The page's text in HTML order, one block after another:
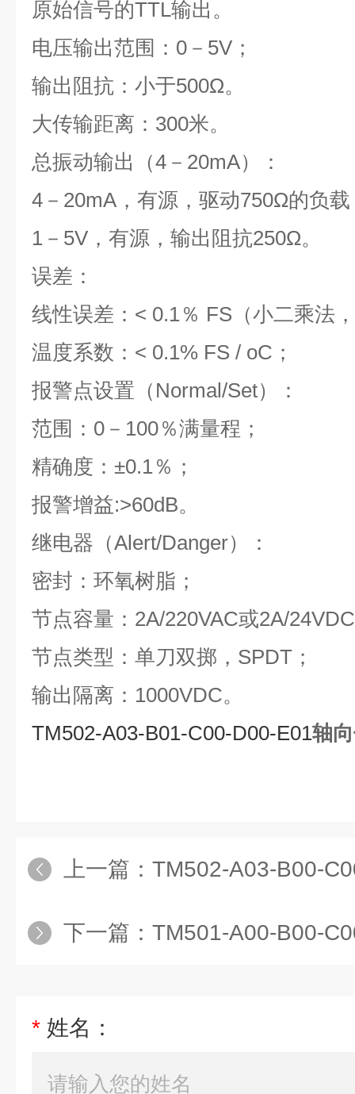
原始信号的TTL输出。
电压输出范围：0－5V；
输出阻抗：小于500Ω。
大传输距离：300米。
总振动输出（4－20mA）：
4－20mA，有源，驱动750Ω的负载
1－5V，有源，输出阻抗250Ω。
误差：
线性误差：< 0.1％ FS（小二乘法
温度系数：< 0.1% FS / oC；
报警点设置（Normal/Set）：
范围：0－100％满量程；
精确度：±0.1％；
报警增益:>60dB。
继电器（Alert/Danger）：
密封：环氧树脂；
节点容量：2A/220VAC或2A/
节点类型：单刀双掷，SPDT；
输出隔离：1000VDC。
TM502-A03-B01-C00-D00-E01轴
上一篇： TM502-A03-B00-C00-
下一篇： TM501-A00-B00-C00-
* 姓名：